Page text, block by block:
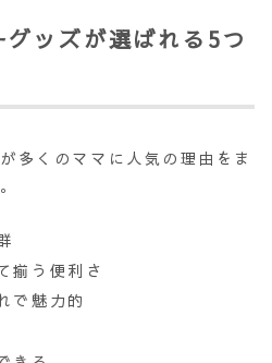
ッズが選ばれる5つ
多くのママに人気の理由をま
揃う便利さ
で魅力的